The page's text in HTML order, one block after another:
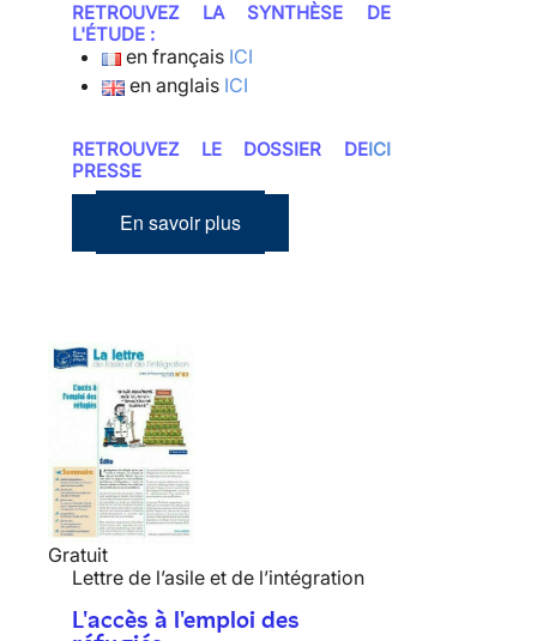
RETROUVEZ LA SYNTHÈSE DE
L'ÉTUDE :
en français ICI
en anglais ICI
RETROUVEZ LE DOSSIER DE
PRESSE
ICI
En savoir plus
Gratuit
Lettre de l’asile et de l’intégration
L'accès à l'emploi des